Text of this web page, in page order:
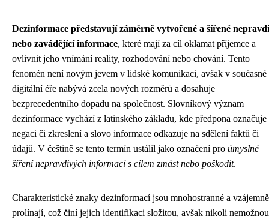
Dezinformace představují záměrně vytvořené a šířené
nebo zavádějící informace, které mají za cíl oklamat příjemce a
ovlivnit jeho vnímání reality, rozhodování nebo chování. Tento
fenomén není novým jevem v lidské komunikaci, avšak v současné
digitální éře nabývá zcela nových rozměrů a dosahuje
bezprecedentního dopadu na společnost. Slovníkový význam
dezinformace vychází z latinského základu, kde předpona označuje
negaci či zkreslení a slovo informace odkazuje na sdělení faktů či
údajů. V češtině se tento termín ustálil jako označení pro úmyslné
šíření nepravdivých informací s cílem zmást nebo poškodit.
Charakteristické znaky dezinformací jsou mnohostranné a
prolínají, což činí jejich identifikaci složitou, avšak nikoli